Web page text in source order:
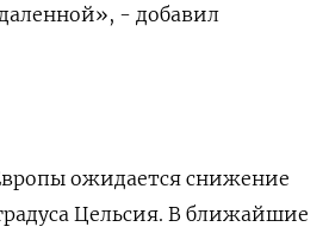
- добавил
ожидается снижение
Цельсия. В ближайшие